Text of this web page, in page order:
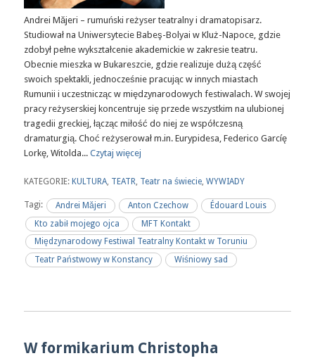
Andrei Măjeri – rumuński reżyser teatralny i dramatopisarz.
Studiował na Uniwersytecie Babeş-Bolyai w Kluż-Napoce, gdzie
zdobył pełne wykształcenie akademickie w zakresie teatru.
Obecnie mieszka w Bukareszcie, gdzie realizuje dużą część
swoich spektakli, jednocześnie pracując w innych miastach
Rumunii i uczestnicząc w międzynarodowych festiwalach. W swojej
pracy reżyserskiej koncentruje się przede wszystkim na ulubionej
tragedii greckiej, łącząc miłość do niej ze współczesną
dramaturgią. Choć reżyserował m.in. Eurypidesa, Federico Garcíę
Lorkę, Witolda... Czytaj więcej
KATEGORIE: KULTURA, TEATR, Teatr na świecie, WYWIADY
Tagi: Andrei Măjeri Anton Czechow
Édouard Louis
Kto zabił mojego ojca
MFT Kontakt
Międzynarodowy Festiwal Teatralny Kontakt w Toruniu
Teatr Państwowy w Konstancy
Wiśniowy sad
W formikarium Christopha